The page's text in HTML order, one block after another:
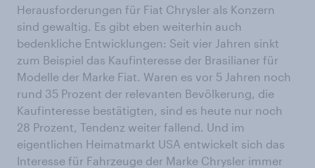
Herausforderungen für Fiat Chrysler als Konzern
sind gewaltig. Es gibt eben weiterhin auch
bedenkliche Entwicklungen: Seit vier Jahren sinkt
zum Beispiel das Kaufinteresse der Brasilianer für
Modelle der Marke Fiat. Waren es vor 5 Jahren noch
rund 35 Prozent der relevanten Bevölkerung, die
Kaufinteresse bestätigten, sind es heute nur noch
28 Prozent, Tendenz weiter fallend. Und im
eigentlichen Heimatmarkt USA entwickelt sich das
Interesse für Fahrzeuge der Marke Chrysler immer